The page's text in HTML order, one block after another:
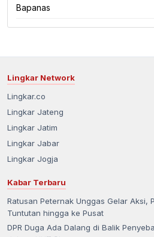
Bapanas
Lingkar Network
Lingkar.co
Lingkar Jateng
Lingkar Jatim
Lingkar Jabar
Lingkar Jogja
Kabar Terbaru
Ratusan Peternak Unggas Gelar Aksi,
Tuntutan hingga ke Pusat
DPR Duga Ada Dalang di Balik